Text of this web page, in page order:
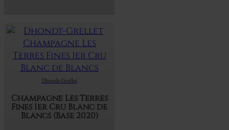
Dhondt-Grellet
Champagne Les Terres
Fines 1er Cru Blanc de
Blancs (Base 2020)